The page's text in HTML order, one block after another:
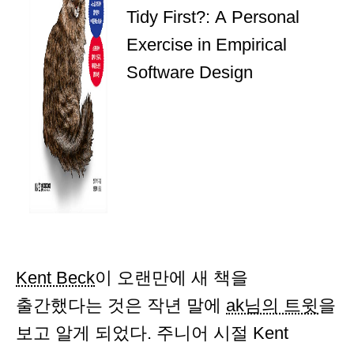
Tidy First?: A Personal
Exercise in Empirical
Software Design
Kent Beck이 오랜만에 새 책을
출간했다는 것은 작년 말에 ak님의 트윗을
보고 알게 되었다. 주니어 시절 Kent